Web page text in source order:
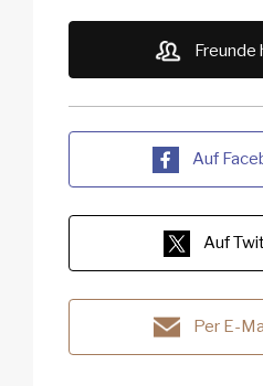
Freunde
Auf
Auf
Per E-